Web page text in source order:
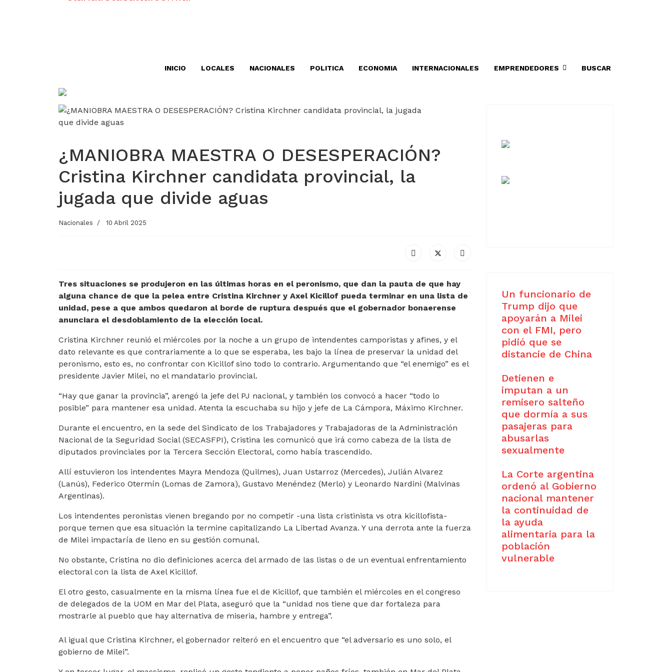
INICIO LOCALES NACIONALES POLITICA ECONOMIA INTERNACIONALES EMPRENDEDORES BUSCAR
¿MANIOBRA MAESTRA O DESESPERACIÓN?
Cristina Kirchner candidata provincial, la
jugada que divide aguas
Nacionales 10 Abril 2025
Tres situaciones se produjeron en las últimas horas en el peronismo, que dan la pauta de que hay
alguna chance de que la pelea entre Cristina Kirchner y Axel Kicillof pueda terminar en una lista de
unidad, pese a que ambos quedaron al borde de ruptura después que el gobernador bonaerense
anunciara el desdoblamiento de la elección local.
Cristina Kirchner reunió el miércoles por la noche a un grupo de intendentes camporistas y afines, y el
dato relevante es que contrariamente a lo que se esperaba, les bajo la línea de preservar la unidad del
peronismo, esto es, no confrontar con Kicillof sino todo lo contrario. Argumentando que “el enemigo” es el
presidente Javier Milei, no el mandatario provincial.
“Hay que ganar la provincia”, arengó la jefe del PJ nacional, y también los convocó a hacer “todo lo
posible” para mantener esa unidad. Atenta la escuchaba su hijo y jefe de La Cámpora, Máximo Kirchner.
Durante el encuentro, en la sede del Sindicato de los Trabajadores y Trabajadoras de la Administración
Nacional de la Seguridad Social (SECASFPI), Cristina les comunicó que irá como cabeza de la lista de
diputados provinciales por la Tercera Sección Electoral, como había trascendido.
Allí estuvieron los intendentes Mayra Mendoza (Quilmes), Juan Ustarroz (Mercedes), Julián Alvarez
(Lanús), Federico Otermín (Lomas de Zamora), Gustavo Menéndez (Merlo) y Leonardo Nardini (Malvinas
Argentinas).
Los intendentes peronistas vienen bregando por no competir -una lista cristinista vs otra kicillofista-
porque temen que esa situación la termine capitalizando La Libertad Avanza. Y una derrota ante la fuerza
de Milei impactaría de lleno en su gestión comunal.
No obstante, Cristina no dio definiciones acerca del armado de las listas o de un eventual enfrentamiento
electoral con la lista de Axel Kicillof.
El otro gesto, casualmente en la misma línea fue el de Kicillof, que también el miércoles en el congreso
de delegados de la UOM en Mar del Plata, aseguró que la “unidad nos tiene que dar fortaleza para
mostrarle al pueblo que hay alternativa de miseria, hambre y entrega”.
Al igual que Cristina Kirchner, el gobernador reiteró en el encuentro que “el adversario es uno solo, el
gobierno de Milei”.
Un funcionario de
Trump dijo que
apoyarán a Milei
con el FMI, pero
pidió que se
distancie de China
Detienen e
imputan a un
remisero salteño
que dormía a sus
pasajeras para
abusarlas
sexualmente
La Corte argentina
ordenó al Gobierno
nacional mantener
la continuidad de
la ayuda
alimentaria para la
población
vulnerable